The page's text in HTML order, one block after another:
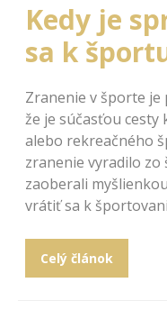
Kedy je
sa k
Zranenie v športe je
že je súčasťou
alebo rekreačného
zranenie vyradilo
zaoberali
vrátiť sa k
Celý článok